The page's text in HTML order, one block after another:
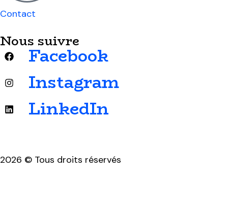
Contact
Nous suivre
Facebook
Instagram
LinkedIn
2026 © Tous droits réservés